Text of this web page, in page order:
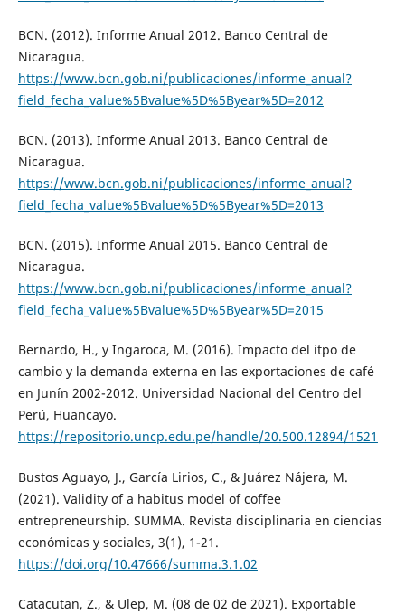
BCN. (2012). Informe Anual 2012. Banco Central de
Nicaragua.
https://www.bcn.gob.ni/publicaciones/informe_anual?
field_fecha_value%5Bvalue%5D%5Byear%5D=2012
BCN. (2013). Informe Anual 2013. Banco Central de
Nicaragua.
https://www.bcn.gob.ni/publicaciones/informe_anual?
field_fecha_value%5Bvalue%5D%5Byear%5D=2013
BCN. (2015). Informe Anual 2015. Banco Central de
Nicaragua.
https://www.bcn.gob.ni/publicaciones/informe_anual?
field_fecha_value%5Bvalue%5D%5Byear%5D=2015
Bernardo, H., y Ingaroca, M. (2016). Impacto del itpo de
cambio y la demanda externa en las exportaciones de café
en Junín 2002-2012. Universidad Nacional del Centro del
Perú, Huancayo.
https://repositorio.uncp.edu.pe/handle/20.500.12894/1521
Bustos Aguayo, J., García Lirios, C., & Juárez Nájera, M.
(2021). Validity of a habitus model of coffee
entrepreneurship. SUMMA. Revista disciplinaria en ciencias
económicas y sociales, 3(1), 1-21.
https://doi.org/10.47666/summa.3.1.02
Catacutan, Z., & Ulep, M. (08 de 02 de 2021). Exportable